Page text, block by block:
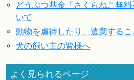
どうぶつ基金「さくらねこ無
いて
動物を虐待したり、遺棄するこ
犬の飼い主の皆様へ
よく見られるページ